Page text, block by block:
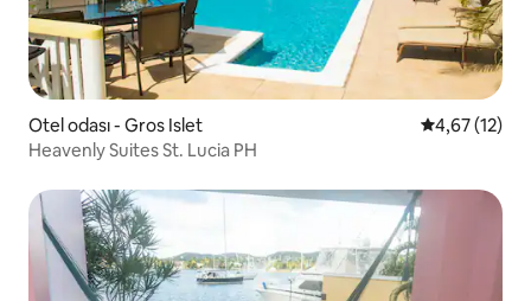
Otel odası - Gros Islet 5 üzerinden
4,67 (12)
Heavenly Suites St. Lucia PH